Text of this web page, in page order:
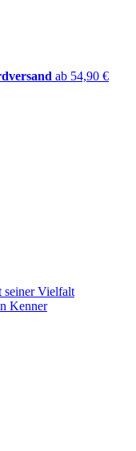
ab 54,90 €
seiner Vielfalt
Kenner